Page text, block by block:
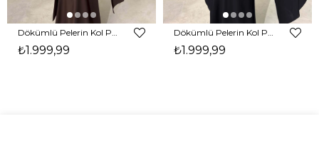
₺1.999,99 ₺1.999,99